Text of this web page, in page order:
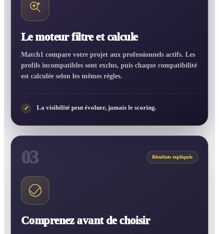
Le moteur filtre et calcule
Match1 compare votre projet aux professionnels actifs. Les
profils incompatibles sont exclus, puis chaque compatibilité
est calculée selon les mêmes règles.
✓ La visibilité peut évoluer, jamais le scoring.
03 Résultats expliqués
Comprenez avant de choisir